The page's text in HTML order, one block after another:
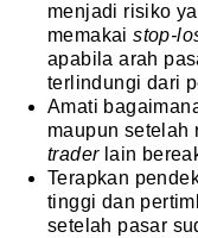
menjadi risiko
memakaistop-
apabila arah
terlindungi dari
Amati
maupun setelah
traderlain
Terapkan
tinggi dan
setelah pasar